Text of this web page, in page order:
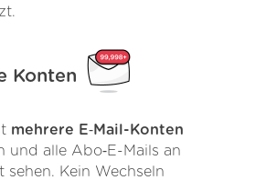
Konten
mehrere E‑Mail-Konten
und alle Abo‑E-Mails an
sehen. Kein Wechseln